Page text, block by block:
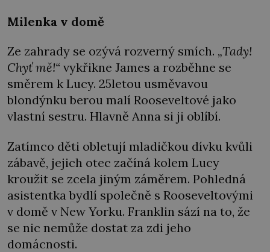
Milenka v domě
Ze zahrady se ozývá rozverný smích. „Tady!
Chyť mě!“ vykřikne James a rozběhne se
směrem k Lucy. 25letou usměvavou
blondýnku berou malí Rooseveltové jako
vlastní sestru. Hlavně Anna si ji oblíbí.
Zatímco děti obletují mladičkou dívku kvůli
zábavě, jejich otec začíná kolem Lucy
kroužit se zcela jiným záměrem. Pohledná
asistentka bydlí společně s Rooseveltovými
v domě v New Yorku. Franklin sází na to, že
se nic nemůže dostat za zdi jeho
domácnosti.